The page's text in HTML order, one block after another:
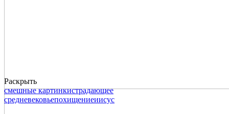
Раскрыть
смешные картинкистрадающее
средневековьепохищениеиисус